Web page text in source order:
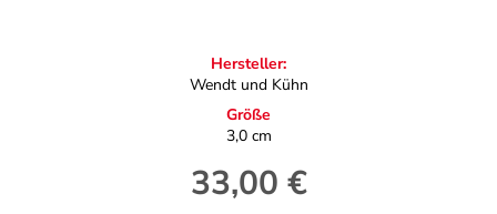
Hersteller:
Wendt und Kühn
Größe
3,0 cm
Regulärer Preis:
33,00 €